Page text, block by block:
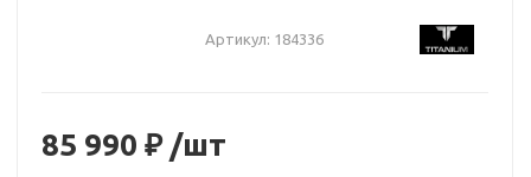
Артикул: 184336
85 990 ₽/шт